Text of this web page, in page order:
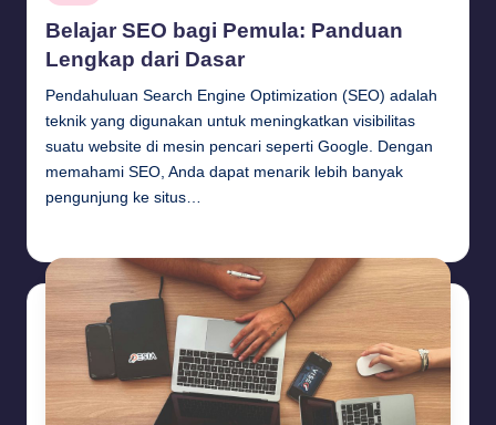
in
Belajar SEO bagi Pemula: Panduan
Lengkap dari Dasar
Pendahuluan Search Engine Optimization (SEO) adalah
teknik yang digunakan untuk meningkatkan visibilitas
suatu website di mesin pencari seperti Google. Dengan
memahami SEO, Anda dapat menarik lebih banyak
pengunjung ke situs…